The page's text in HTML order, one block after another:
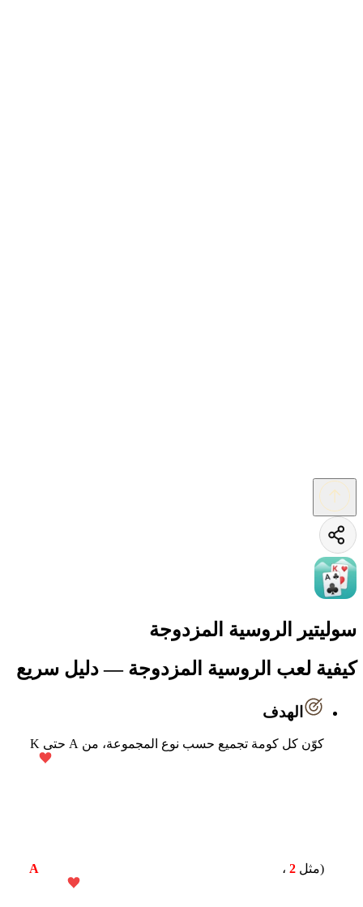
سوليتير الروسية المزدوجة
كيفية لعب الروسية المزدوجة — دليل سريع
الهدف
كوّن كل كومة تجميع حسب نوع المجموعة، من A حتى K
(مثل A ، 2